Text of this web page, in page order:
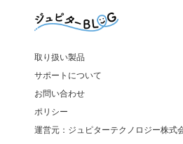
取り扱い製品
サポートについて
お問い合わせ
ポリシー
運営元：ジュピターテクノロジー株式